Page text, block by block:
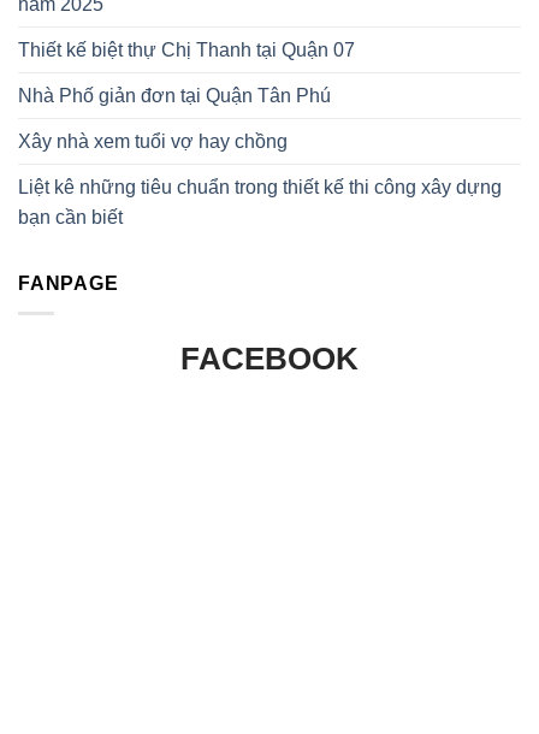
năm 2025
Thiết kế biệt thự Chị Thanh tại Quận 07
Nhà Phố giản đơn tại Quận Tân Phú
Xây nhà xem tuổi vợ hay chồng
Liệt kê những tiêu chuẩn trong thiết kế thi công xây dựng
bạn cần biết
FANPAGE
FACEBOOK